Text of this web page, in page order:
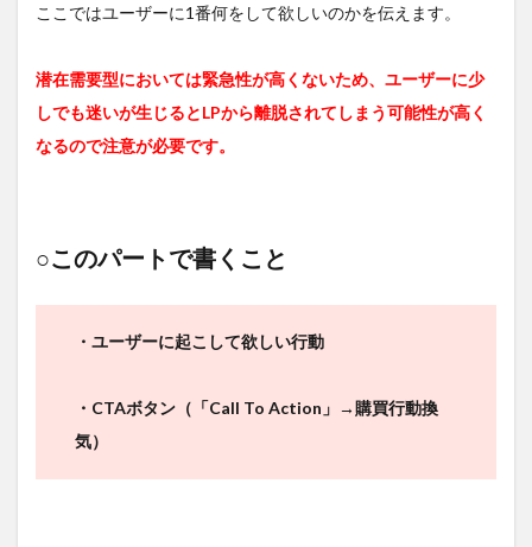
ここではユーザーに1番何をして欲しいのかを伝えます。
潜在需要型においては緊急性が高くないため、ユーザーに少
しでも迷いが生じるとLPから離脱されてしまう可能性が高く
なるので注意が必要です。
○このパートで書くこと
・ユーザーに起こして欲しい行動
・CTAボタン（「Call To Action」→購買行動換
気）